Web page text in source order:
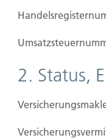
2. Status,